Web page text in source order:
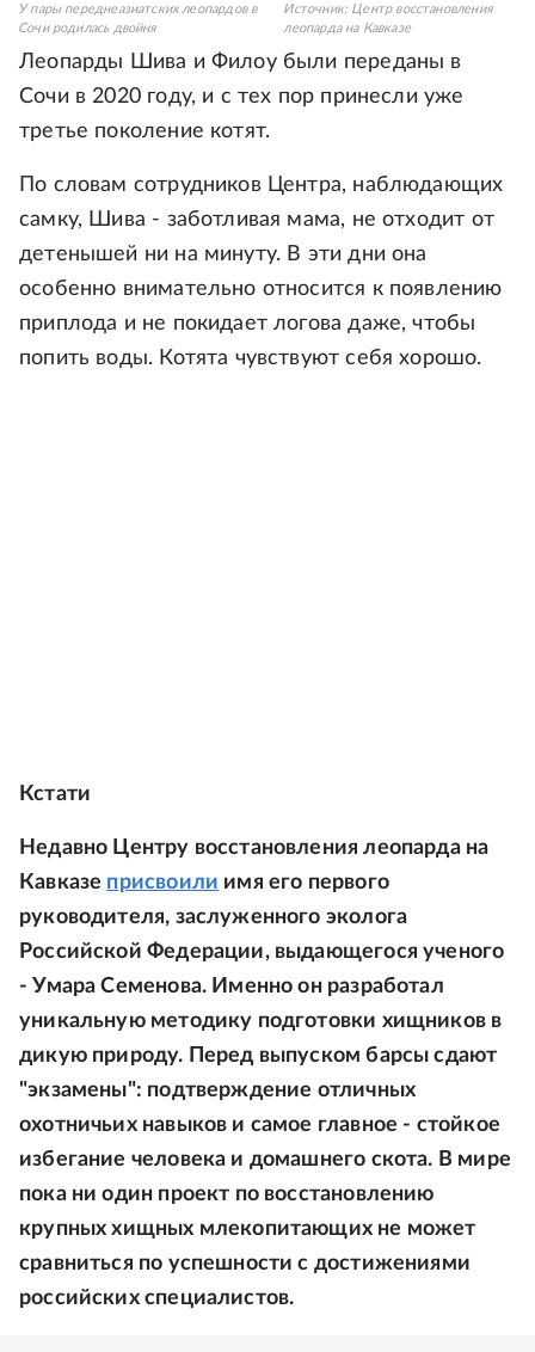
У пары переднеазиатских леопардов в
Сочи родилась двойня
Источник: Центр восстановления
леопарда на Кавказе
Леопарды Шива и Филоу были переданы в
Сочи в 2020 году, и с тех пор принесли уже
третье поколение котят.
По словам сотрудников Центра, наблюдающих
самку, Шива - заботливая мама, не отходит от
детенышей ни на минуту. В эти дни она
особенно внимательно относится к появлению
приплода и не покидает логова даже, чтобы
попить воды. Котята чувствуют себя хорошо.
Кстати
Недавно Центру восстановления леопарда на
Кавказе присвоили имя его первого
руководителя, заслуженного эколога
Российской Федерации, выдающегося ученого
- Умара Семенова. Именно он разработал
уникальную методику подготовки хищников в
дикую природу. Перед выпуском барсы сдают
"экзамены": подтверждение отличных
охотничьих навыков и самое главное - стойкое
избегание человека и домашнего скота. В мире
пока ни один проект по восстановлению
крупных хищных млекопитающих не может
сравниться по успешности с достижениями
российских специалистов.